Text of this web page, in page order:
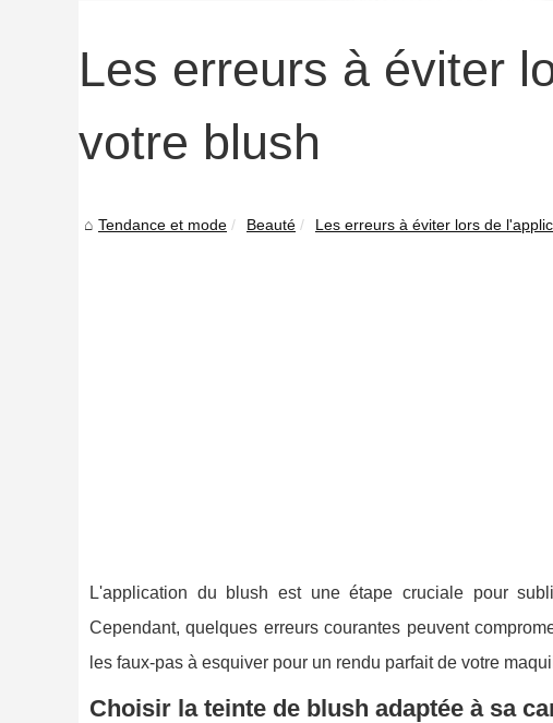
Les erreurs à éviter
votre blush
Tendance et mode Beauté Les erreurs à éviter lors de
L'application du blush est une étape cruciale pour
Cependant, quelques erreurs courantes peuvent
les faux-pas à esquiver pour un rendu parfait de votre
Choisir la teinte de blush adaptée à sa